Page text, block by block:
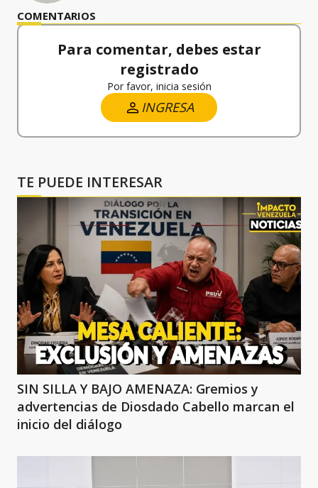
COMENTARIOS
Para comentar, debes estar
registrado
Por favor, inicia sesión
INGRESA
TE PUEDE INTERESAR
SIN SILLA Y BAJO AMENAZA: Gremios y
advertencias de Diosdado Cabello marcan el
inicio del diálogo